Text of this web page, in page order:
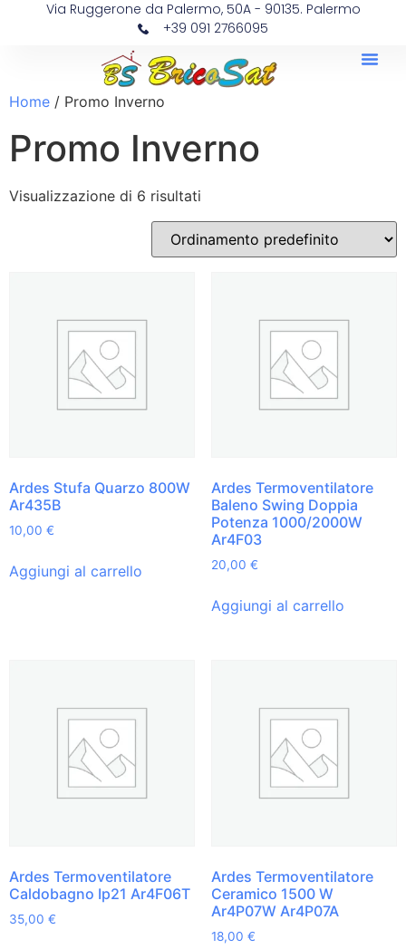
Via Ruggerone da Palermo, 50A - 90135. Palermo
+39 091 2766095
Home / Promo Inverno
Promo Inverno
Visualizzazione di 6 risultati
Ardes Stufa Quarzo 800W
Ar435B
10,00 €
Aggiungi al carrello
Ardes Termoventilatore
Baleno Swing Doppia
Potenza 1000/2000W
Ar4F03
20,00 €
Aggiungi al carrello
Ardes Termoventilatore
Caldobagno Ip21 Ar4F06T
35,00 €
Ardes Termoventilatore
Ceramico 1500 W
Ar4P07W Ar4P07A
18,00 €